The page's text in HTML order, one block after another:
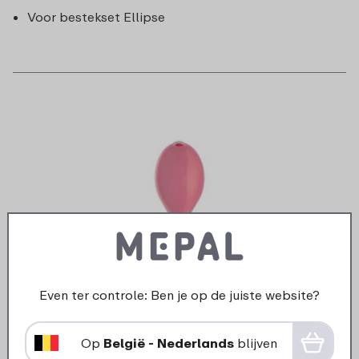
Voor bestekset Ellipse
Even ter controle: Ben je op de juiste website?
Op België - Nederlands blijven